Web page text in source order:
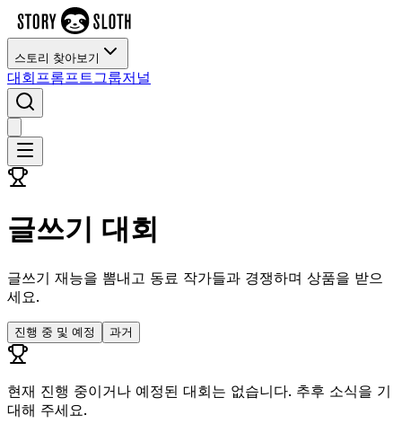
스토리 찾아보기
대회프롬프트그룹저널
글쓰기 대회
글쓰기 재능을 뽐내고 동료 작가들과 경쟁하며 상품을 받으
세요.
진행 중 및 예정 과거
현재 진행 중이거나 예정된 대회는 없습니다. 추후 소식을 기
대해 주세요.